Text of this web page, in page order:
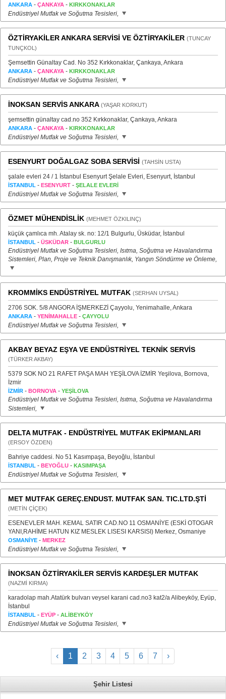
ANKARA - ÇANKAYA - KIRKKONAKLAR
Endüstriyel Mutfak ve Soğutma Tesisleri,
ÖZTİRYAKİLER ANKARA SERVİSİ VE ÖZTİRYAKİLER (TUNCAY
TUNÇKOL)
Şemsettin Günaltay Cad. No 352 Kırkkonaklar, Çankaya, Ankara
ANKARA - ÇANKAYA - KIRKKONAKLAR
Endüstriyel Mutfak ve Soğutma Tesisleri,
İNOKSAN SERVİS ANKARA (YAŞAR KORKUT)
şemsettin günaltay cad.no 352 Kırkkonaklar, Çankaya, Ankara
ANKARA - ÇANKAYA - KIRKKONAKLAR
Endüstriyel Mutfak ve Soğutma Tesisleri,
ESENYURT DOĞALGAZ SOBA SERVİSİ (TAHSİN USTA)
şalale evleri 24 / 1 İstanbul Esenyurt Şelale Evleri, Esenyurt, İstanbul
İSTANBUL - ESENYURT - ŞELALE EVLERİ
Endüstriyel Mutfak ve Soğutma Tesisleri,
ÖZMET MÜHENDİSLİK (MEHMET ÖZKILINÇ)
küçük çamlıca mh. Atalay sk. no: 12/1 Bulgurlu, Üsküdar, İstanbul
İSTANBUL - ÜSKÜDAR - BULGURLU
Endüstriyel Mutfak ve Soğutma Tesisleri, Isıtma, Soğutma ve Havalandırma
Sistemleri, Plan, Proje ve Teknik Danışmanlık, Yangın Söndürme ve Önleme,
KROMMİKS ENDÜSTRİYEL MUTFAK (SERHAN UYSAL)
2706 SOK. 5/8 ANGORA İŞMERKEZİ Çayyolu, Yenimahalle, Ankara
ANKARA - YENİMAHALLE - ÇAYYOLU
Endüstriyel Mutfak ve Soğutma Tesisleri,
AKBAY BEYAZ EŞYA VE ENDÜSTRİYEL TEKNİK SERVİS
(TÜRKER AKBAY)
5379 SOK NO 21 RAFET PAŞA MAH YEŞİLOVA İZMİR Yeşilova, Bornova,
İzmir
İZMİR - BORNOVA - YEŞİLOVA
Endüstriyel Mutfak ve Soğutma Tesisleri, Isıtma, Soğutma ve Havalandırma
Sistemleri,
DELTA MUTFAK - ENDÜSTRİYEL MUTFAK EKİPMANLARI
(ERSOY ÖZDEN)
Bahriye caddesi. No 51 Kasımpaşa, Beyoğlu, İstanbul
İSTANBUL - BEYOĞLU - KASIMPAŞA
Endüstriyel Mutfak ve Soğutma Tesisleri,
MET MUTFAK GEREÇ.ENDUST. MUTFAK SAN. TIC.LTD.ŞTİ
(METİN ÇİÇEK)
ESENEVLER MAH. KEMAL SATIR CAD.NO 11 OSMANİYE (ESKİ OTOGAR
YANI,RAHİME HATUN KIZ MESLEK LISESI KARSISI) Merkez, Osmaniye
OSMANİYE - MERKEZ
Endüstriyel Mutfak ve Soğutma Tesisleri,
İNOKSAN ÖZTİRYAKİLER SERVİS KARDEŞLER MUTFAK
(NAZMİ KIRMA)
karadolap mah.Atatürk bulvarı veysel karani cad.no3 kat2/a Alibeyköy, Eyüp,
İstanbul
İSTANBUL - EYÜP - ALİBEYKÖY
Endüstriyel Mutfak ve Soğutma Tesisleri,
‹ 1 2 3 4 5 6 7 ›
Şehir Listesi